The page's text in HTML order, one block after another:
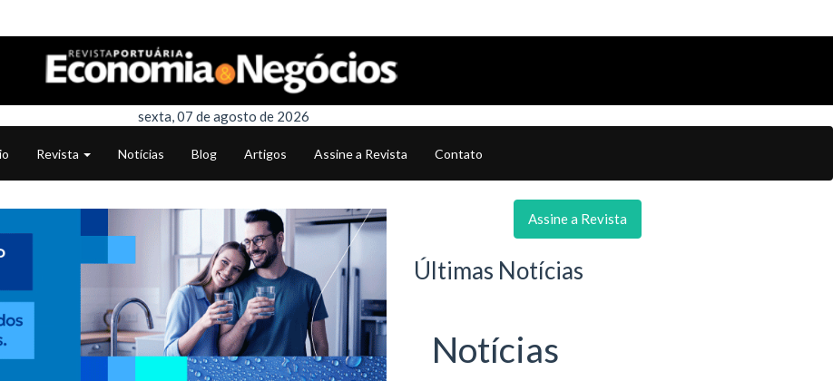
sexta, 07 de agosto de 2026
Revista Notícias Blog Artigos Assine a Revista Contato
Assine a Revista
Últimas Notícias
Notícias